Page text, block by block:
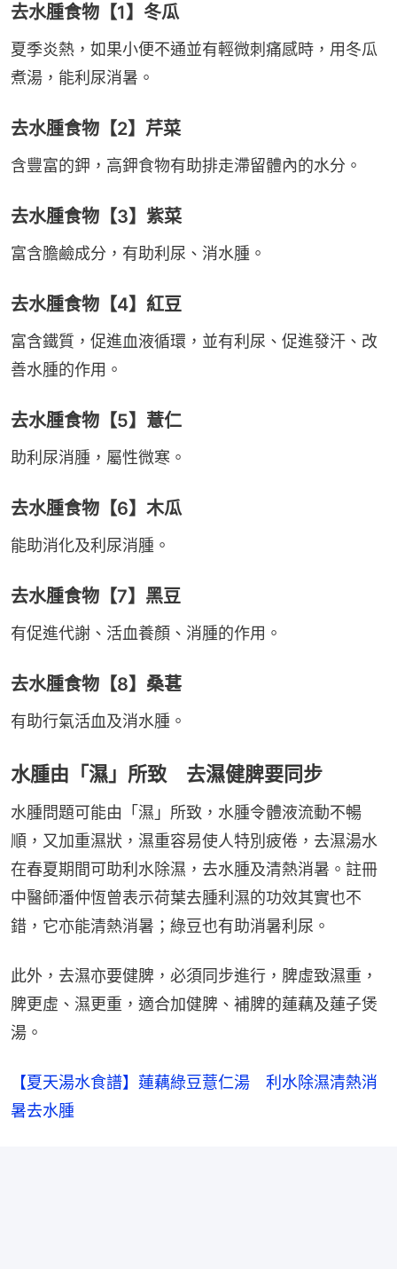
去水腫食物【1】冬瓜
夏季炎熱，如果小便不通並有輕微刺痛感時，用冬瓜
煮湯，能利尿消暑。
去水腫食物【2】芹菜
含豐富的鉀，高鉀食物有助排走滯留體內的水分。
去水腫食物【3】紫菜
富含膽鹼成分，有助利尿、消水腫。
去水腫食物【4】紅豆
富含鐵質，促進血液循環，並有利尿、促進發汗、改
善水腫的作用。
去水腫食物【5】薏仁
助利尿消腫，屬性微寒。
去水腫食物【6】木瓜
能助消化及利尿消腫。
去水腫食物【7】黑豆
有促進代謝、活血養顏、消腫的作用。
去水腫食物【8】桑葚
有助行氣活血及消水腫。
水腫由「濕」所致 去濕健脾要同步
水腫問題可能由「濕」所致，水腫令體液流動不暢
順，又加重濕狀，濕重容易使人特別疲倦，去濕湯水
在春夏期間可助利水除濕，去水腫及清熱消暑。註冊
中醫師潘仲恆曾表示荷葉去腫利濕的功效其實也不
錯，它亦能清熱消暑；綠豆也有助消暑利尿。
此外，去濕亦要健脾，必須同步進行，脾虛致濕重，
脾更虛、濕更重，適合加健脾、補脾的蓮藕及蓮子煲
湯。
【夏天湯水食譜】蓮藕綠豆薏仁湯　利水除濕清熱消
暑去水腫